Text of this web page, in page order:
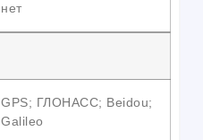
нет
GPS; ГЛОНАСС; Beidou;
Galileo